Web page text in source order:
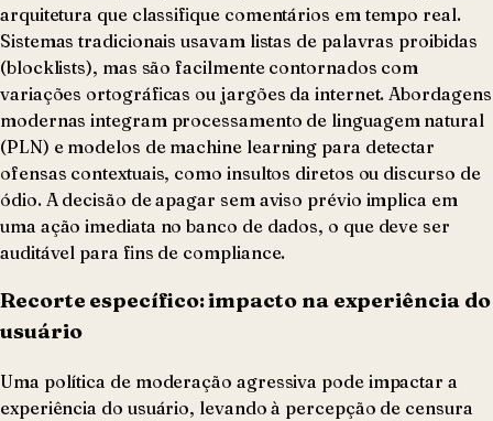
arquitetura que classifique comentários em tempo real.
Sistemas tradicionais usavam listas de palavras proibidas
(blocklists), mas são facilmente contornados com
variações ortográficas ou jargões da internet. Abordagens
modernas integram processamento de linguagem natural
(PLN) e modelos de machine learning para detectar
ofensas contextuais, como insultos diretos ou discurso de
ódio. A decisão de apagar sem aviso prévio implica em
uma ação imediata no banco de dados, o que deve ser
auditável para fins de compliance.
Recorte específico: impacto na experiência do
usuário
Uma política de moderação agressiva pode impactar a
experiência do usuário, levando à percepção de censura